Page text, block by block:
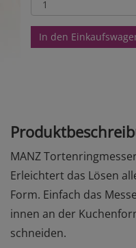
In den
MANZ Tortenringmesser
Erleichtert das Lösen
Form. Einfach das
innen an der
schneiden.